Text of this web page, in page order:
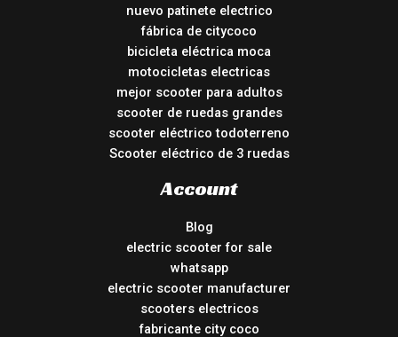
nuevo patinete electrico
fábrica de citycoco
bicicleta eléctrica moca
motocicletas electricas
mejor scooter para adultos
scooter de ruedas grandes
scooter eléctrico todoterreno
Scooter eléctrico de 3 ruedas
Account
Blog
electric scooter for sale
whatsapp
electric scooter manufacturer
scooters electricos
fabricante city coco